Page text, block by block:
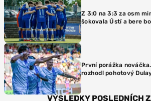
Z 3:0 na 3:3 za osm
šokovala Ústí a bere
První porážka
rozhodl pohotový
VÝSLEDKY POSLEDNÍCH